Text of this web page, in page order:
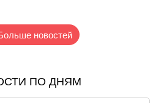
новостей
России в 2008-м
ПО ДНЯМ